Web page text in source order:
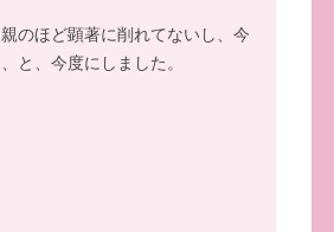
のほど顕著に削れてないし、今
と、今度にしました。